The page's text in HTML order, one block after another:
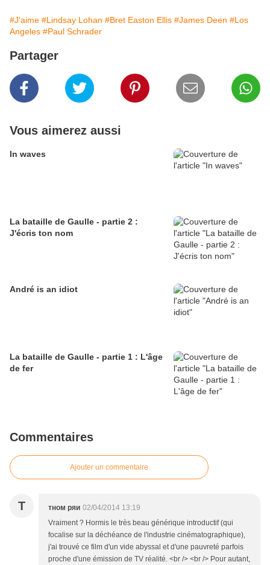
#J'aime #Lindsay Lohan #Bret Easton Ellis #James Deen #Los
Angeles #Paul Schrader
Partager
Vous aimerez aussi
In waves
La bataille de Gaulle - partie 2 :
J'écris ton nom
André is an idiot
La bataille de Gaulle - partie 1 : L'âge
de fer
Commentaires
Ajouter un commentaire
Т тном ряи 02/04/2014 13:19
Vraiment ? Hormis le très beau générique introductif (qui
focalise sur la déchéance de l'industrie cinématographique),
j'ai trouvé ce film d'un vide abyssal et d'une pauvreté parfois
proche d'une émission de TV réalité. <br /> <br /> Pour autant,